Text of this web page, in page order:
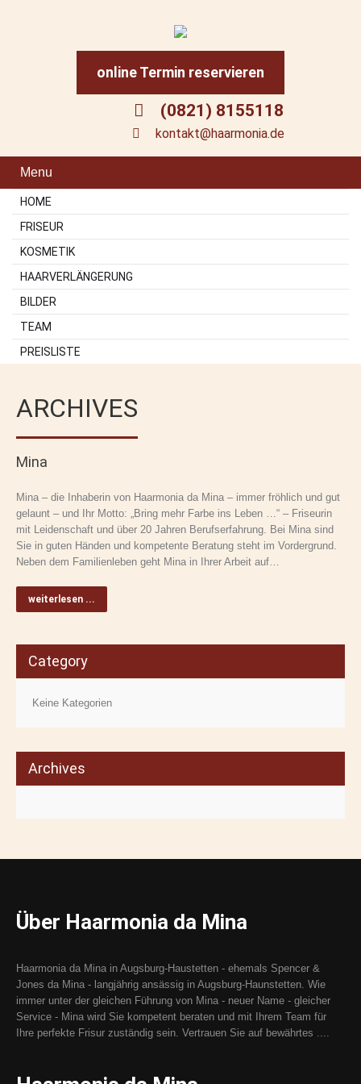
online Termin reservieren
(0821) 8155118
kontakt@haarmonia.de
Menu
HOME
FRISEUR
KOSMETIK
HAARVERLÄNGERUNG
BILDER
TEAM
PREISLISTE
ARCHIVES
Mina
Mina – die Inhaberin von Haarmonia da Mina – immer fröhlich und gut
gelaunt – und Ihr Motto: „Bring mehr Farbe ins Leben …“ – Friseurin
mit Leidenschaft und über 20 Jahren Berufserfahrung. Bei Mina sind
Sie in guten Händen und kompetente Beratung steht im Vordergrund.
Neben dem Familienleben geht Mina in Ihrer Arbeit auf…
weiterlesen ...
Category
Keine Kategorien
Archives
Über Haarmonia da Mina
Haarmonia da Mina in Augsburg-Haustetten - ehemals Spencer &
Jones da Mina - langjährig ansässig in Augsburg-Haunstetten. Wie
immer unter der gleichen Führung von Mina - neuer Name - gleicher
Service - Mina wird Sie kompetent beraten und mit Ihrem Team für
Ihre perfekte Frisur zuständig sein. Vertrauen Sie auf bewährtes ....